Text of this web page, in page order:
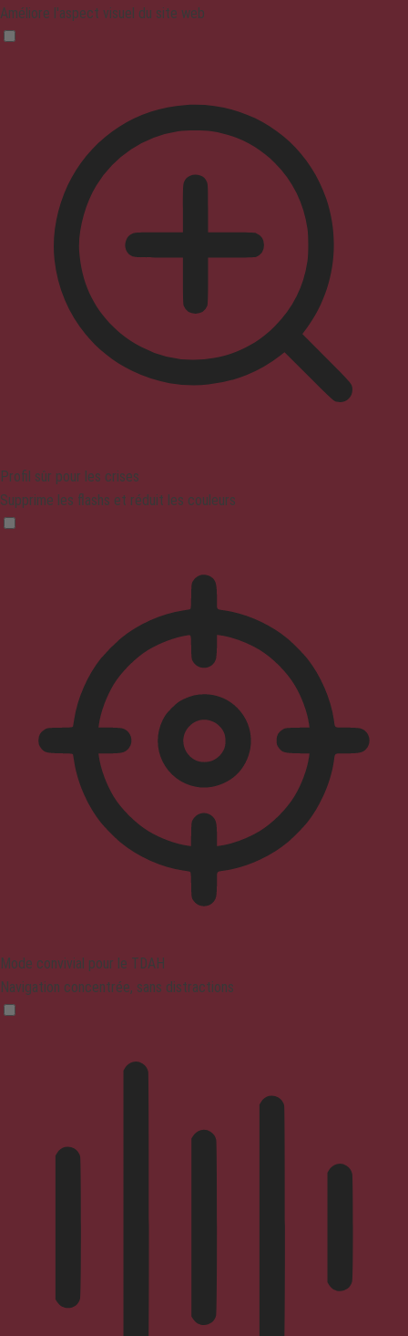
Améliore l'aspect visuel du site web
Profil sûr pour les crises
Supprime les flashs et réduit les couleurs
Mode convivial pour le TDAH
Navigation concentrée, sans distractions